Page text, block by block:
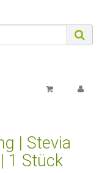
| Stevia
1 Stück